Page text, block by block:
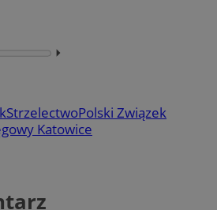
⏵︎
StrzelectwoPolski Związek
Katowice